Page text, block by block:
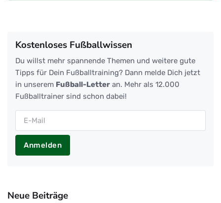
Kostenloses Fußballwissen
Du willst mehr spannende Themen und weitere gute
Tipps für Dein Fußballtraining? Dann melde Dich jetzt
in unserem Fußball-Letter an. Mehr als 12.000
Fußballtrainer sind schon dabei!
Anmelden
Neue Beiträge